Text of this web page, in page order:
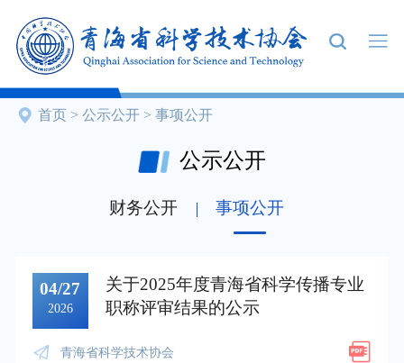
首页 > 公示公开> 事项公开
公示公开
财务公开 事项公开
04/27
2026
关于2025年度青海省科学传播专业
职称评审结果的公示
青海省科学技术协会